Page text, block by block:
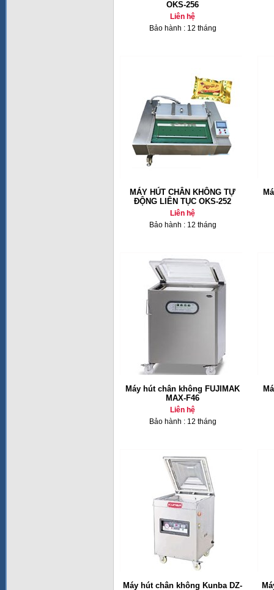
OKS-256
Liên hệ
Bảo hành : 12 tháng
MÁY HÚT CHÂN KHÔNG TỰ
ĐỘNG LIÊN TỤC OKS-252
Liên hệ
Bảo hành : 12 tháng
Máy hút chân không FUJIMAK
MAX-F46
Liên hệ
Bảo hành : 12 tháng
Máy hút chân không Kunba DZ-